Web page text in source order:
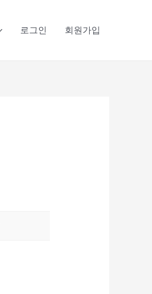
로그인 회원가입